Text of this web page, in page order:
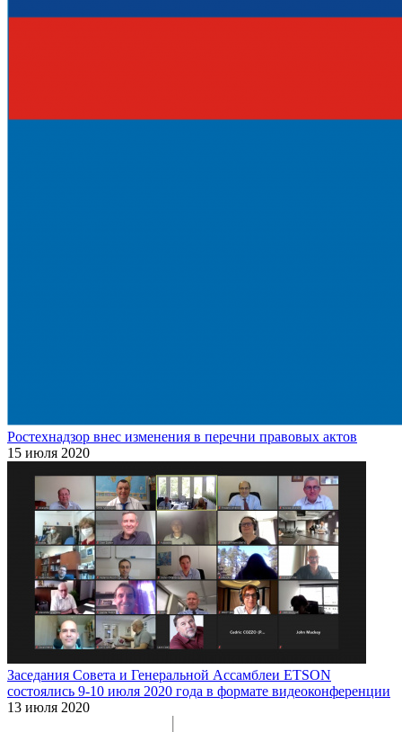
Ростехнадзор внес изменения в перечни правовых актов
15 июля 2020
Заседания Совета и Генеральной Ассамблеи ETSON
состоялись 9-10 июля 2020 года в формате видеоконференции
13 июля 2020